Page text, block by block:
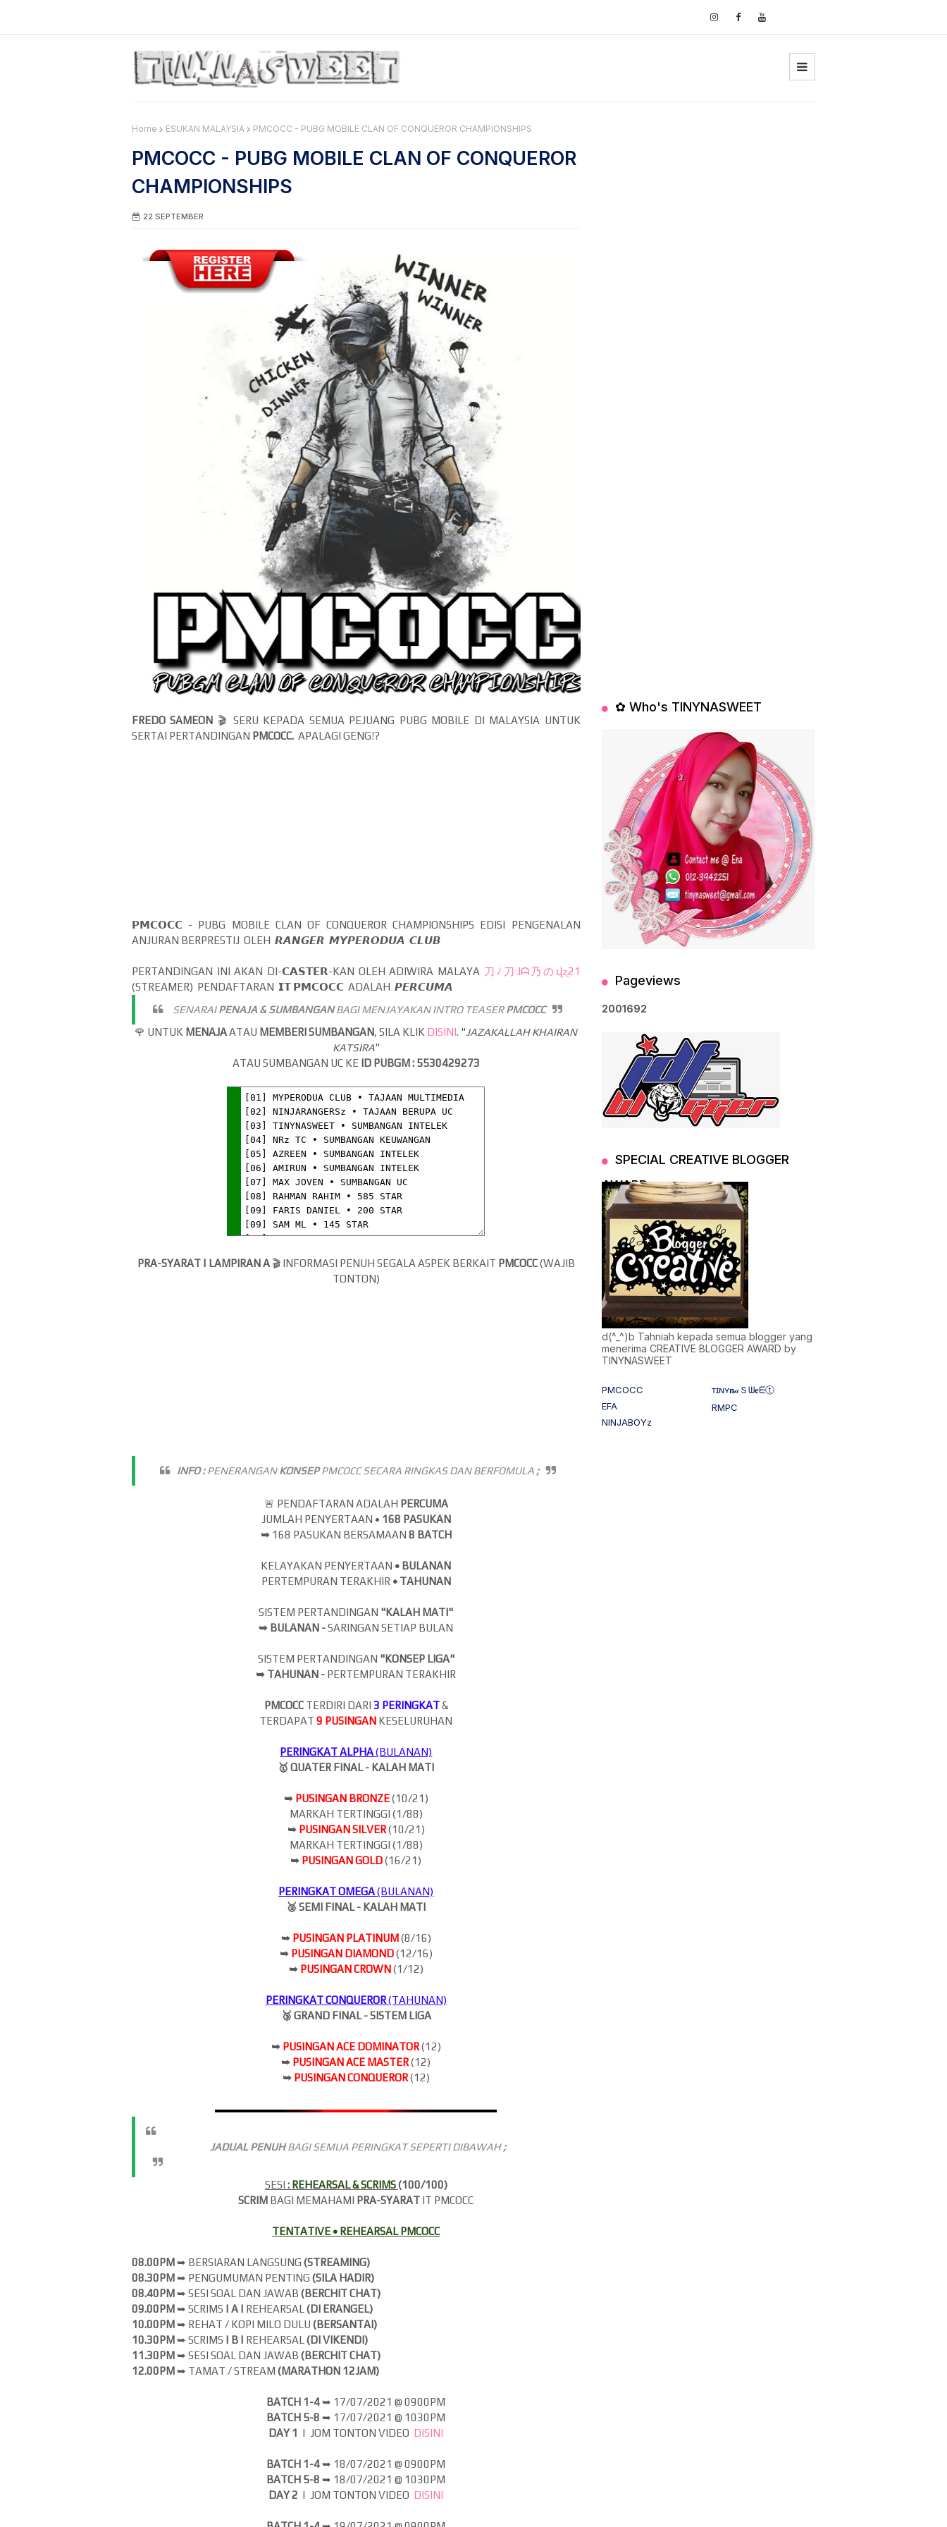
Home ESUKAN MALAYSIA PMCOCC - PUBG MOBILE CLAN OF CONQUEROR CHAMPIONSHIPS
PMCOCC - PUBG MOBILE CLAN OF CONQUEROR
CHAMPIONSHIPS
22 SEPTEMBER
FREDO SAMEON 🎬 SERU KEPADA SEMUA PEJUANG PUBG MOBILE DI MALAYSIA UNTUK
SERTAI PERTANDINGAN PMCOCC. APALAGI GENG!?
𝗣𝗠𝗖𝗢𝗖𝗖 - PUBG MOBILE CLAN OF CONQUEROR CHAMPIONSHIPS EDISI PENGENALAN
ANJURAN BERPRESTIJ OLEH 𝙍𝘼𝙉𝙂𝙀𝙍 𝙈𝙔𝙋𝙀𝙍𝙊𝘿𝙐𝘼 𝘾𝙇𝙐𝘽
PERTANDINGAN INI AKAN DI-𝗖𝗔𝗦𝗧𝗘𝗥-KAN OLEH ADIWIRA MALAYA 刀ﾉ刀Jᗩ乃のվʐ21
(STREAMER) PENDAFTARAN 𝗜𝗧 𝗣𝗠𝗖𝗢𝗖𝗖 ADALAH 𝙋𝙀𝙍𝘾𝙐𝙈𝘼
SENARAIPENAJA & SUMBANGANBAGI MENJAYAKAN INTRO TEASERPMCOCC
🌹 UNTUK MENAJAATAU MEMBERI SUMBANGAN, SILA KLIK DISINI. " JAZAKALLAH KHAIRAN
KATSIRA"
ATAU SUMBANGAN UC KE ID PUBGM : 5530429273
PRA-SYARAT | LAMPIRAN A🎬 INFORMASI PENUH SEGALA ASPEK BERKAIT PMCOCC(WAJIB
TONTON)
INFO :PENERANGANKONSEPPMCOCC SECARA RINGKAS DAN BERFOMULA;
🚨 PENDAFTARAN ADALAH PERCUMA
JUMLAH PENYERTAAN • 168 PASUKAN
➥ 168 PASUKAN BERSAMAAN 8 BATCH
KELAYAKAN PENYERTAAN • BULANAN
PERTEMPURAN TERAKHIR • TAHUNAN
SISTEM PERTANDINGAN "KALAH MATI"
➥ BULANAN -SARINGAN SETIAP BULAN
SISTEM PERTANDINGAN "KONSEP LIGA"
➥ TAHUNAN - PERTEMPURAN TERAKHIR
PMCOCCTERDIRI DARI 3 PERINGKAT&
TERDAPAT 9 PUSINGAN KESELURUHAN
PERINGKAT ALPHA(BULANAN)
🥇 QUATER FINAL - KALAH MATI
➥ PUSINGAN BRONZE(10/21)
MARKAH TERTINGGI (1/88)
➥ PUSINGAN SILVER(10/21)
MARKAH TERTINGGI (1/88)
➥ PUSINGAN GOLD(16/21)
PERINGKAT OMEGA(BULANAN)
🥈 SEMI FINAL - KALAH MATI
➥ PUSINGAN PLATINUM(8/16)
➥ PUSINGAN DIAMOND(12/16)
➥ PUSINGAN CROWN(1/12)
PERINGKAT CONQUEROR(TAHUNAN)
🥉 GRAND FINAL - SISTEM LIGA
➥ PUSINGAN ACE DOMINATOR(12)
➥ PUSINGAN ACE MASTER(12)
➥ PUSINGAN CONQUEROR(12)
JADUAL PENUHBAGI SEMUA PERINGKAT SEPERTI DIBAWAH;
SESI : REHEARSAL & SCRIMS(100/100)
SCRIM BAGI MEMAHAMI PRA-SYARAT IT PMCOCC
TENTATIVE • REHEARSAL PMCOCC
08.00PM➥ BERSIARAN LANGSUNG (STREAMING)
08.30PM➥ PENGUMUMAN PENTING (SILA HADIR)
08.40PM➥ SESI SOAL DAN JAWAB (BERCHIT CHAT)
09.00PM➥ SCRIMS | A | REHEARSAL (DI ERANGEL)
10.00PM➥ REHAT / KOPI MILO DULU (BERSANTAI)
10.30PM➥ SCRIMS | B | REHEARSAL (DI VIKENDI)
11.30PM➥ SESI SOAL DAN JAWAB (BERCHIT CHAT)
12.00PM➥ TAMAT / STREAM (MARATHON 12JAM)
BATCH 1-4➥ 17/07/2021 @ 0900PM
BATCH 5-8➥ 17/07/2021 @ 1030PM
DAY 1 | JOM TONTON VIDEO DISINI
BATCH 1-4➥ 18/07/2021 @ 0900PM
BATCH 5-8➥ 18/07/2021 @ 1030PM
DAY 2 | JOM TONTON VIDEO DISINI
✿ Who's TINYNASWEET
Pageviews
2001692
SPECIAL CREATIVE BLOGGER
AWARD
d(^_^)b Tahniah kepada semua blogger yang
menerima CREATIVE BLOGGER AWARD by
TINYNASWEET
PMCOCC
ᴛɪɴʏ𝐧𝒶Ｓᗯ𝐞ᗴⓣ
EFA
RMPC
NINJABOYz